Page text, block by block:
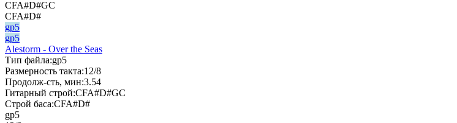
CFA#D#GC
CFA#D#
gp5
gp5
Alestorm - Over the Seas
Тип файла:gp5
Размерность такта:12/8
Продолж-сть, мин:3.54
Гитарный строй:CFA#D#GC
Строй баса:CFA#D#
gp5